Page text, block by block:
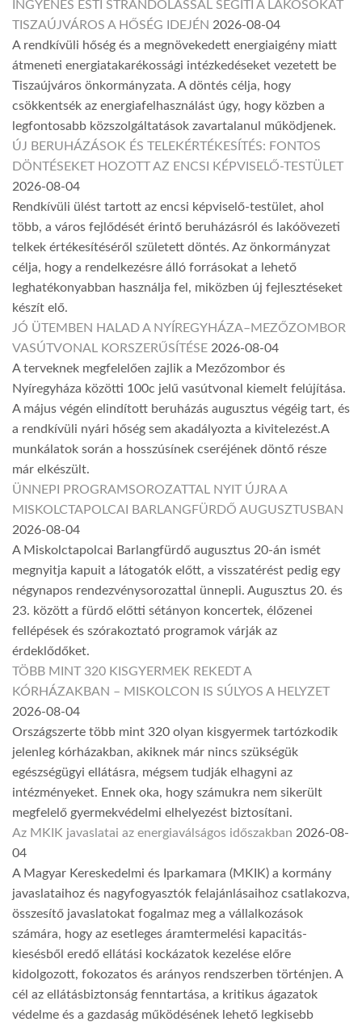
INGYENES ESTI STRANDOLÁSSAL SEGÍTI A LAKOSOKAT
TISZAÚJVÁROS A HŐSÉG IDEJÉN 2026-08-04
A rendkívüli hőség és a megnövekedett energiaigény miatt
átmeneti energiatakarékossági intézkedéseket vezetett be
Tiszaújváros önkormányzata. A döntés célja, hogy
csökkentsék az energiafelhasználást úgy, hogy közben a
legfontosabb közszolgáltatások zavartalanul működjenek.
ÚJ BERUHÁZÁSOK ÉS TELEKÉRTÉKESÍTÉS: FONTOS
DÖNTÉSEKET HOZOTT AZ ENCSI KÉPVISELŐ-TESTÜLET
2026-08-04
Rendkívüli ülést tartott az encsi képviselő-testület, ahol
több, a város fejlődését érintő beruházásról és lakóövezeti
telkek értékesítéséről született döntés. Az önkormányzat
célja, hogy a rendelkezésre álló forrásokat a lehető
leghatékonyabban használja fel, miközben új fejlesztéseket
készít elő.
JÓ ÜTEMBEN HALAD A NYÍREGYHÁZA–MEZŐZOMBOR
VASÚTVONAL KORSZERŰSÍTÉSE 2026-08-04
A terveknek megfelelően zajlik a Mezőzombor és
Nyíregyháza közötti 100c jelű vasútvonal kiemelt felújítása.
A május végén elindított beruházás augusztus végéig tart, és
a rendkívüli nyári hőség sem akadályozta a kivitelezést.A
munkálatok során a hosszúsínek cseréjének döntő része
már elkészült.
ÜNNEPI PROGRAMSOROZATTAL NYIT ÚJRA A
MISKOLCTAPOLCAI BARLANGFÜRDŐ AUGUSZTUSBAN
2026-08-04
A Miskolctapolcai Barlangfürdő augusztus 20-án ismét
megnyitja kapuit a látogatók előtt, a visszatérést pedig egy
négynapos rendezvénysorozattal ünnepli. Augusztus 20. és
23. között a fürdő előtti sétányon koncertek, élőzenei
fellépések és szórakoztató programok várják az
érdeklődőket.
TÖBB MINT 320 KISGYERMEK REKEDT A
KÓRHÁZAKBAN – MISKOLCON IS SÚLYOS A HELYZET
2026-08-04
Országszerte több mint 320 olyan kisgyermek tartózkodik
jelenleg kórházakban, akiknek már nincs szükségük
egészségügyi ellátásra, mégsem tudják elhagyni az
intézményeket. Ennek oka, hogy számukra nem sikerült
megfelelő gyermekvédelmi elhelyezést biztosítani.
Az MKIK javaslatai az energiaválságos időszakban 2026-08-
04
A Magyar Kereskedelmi és Iparkamara (MKIK) a kormány
javaslataihoz és nagyfogyasztók felajánlásaihoz csatlakozva,
összesítő javaslatokat fogalmaz meg a vállalkozások
számára, hogy az esetleges áramtermelési kapacitás-
kiesésből eredő ellátási kockázatok kezelése előre
kidolgozott, fokozatos és arányos rendszerben történjen. A
cél az ellátásbiztonság fenntartása, a kritikus ágazatok
védelme és a gazdaság működésének lehető legkisebb